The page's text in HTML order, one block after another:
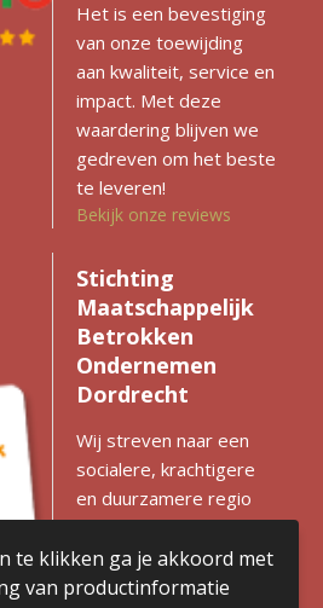
Het is een bevestiging
van onze toewijding
aan kwaliteit, service en
impact. Met deze
waardering blijven we
gedreven om het beste
te leveren!
Bekijk onze reviews
Stichting
Maatschappelijk
Betrokken
Ondernemen
Dordrecht
Wij streven naar een
socialere, krachtigere
en duurzamere regio
met gelijke kansen voor
iedereen. Zien we
kansen voor
te klikken ga je akkoord met
van productinformatie